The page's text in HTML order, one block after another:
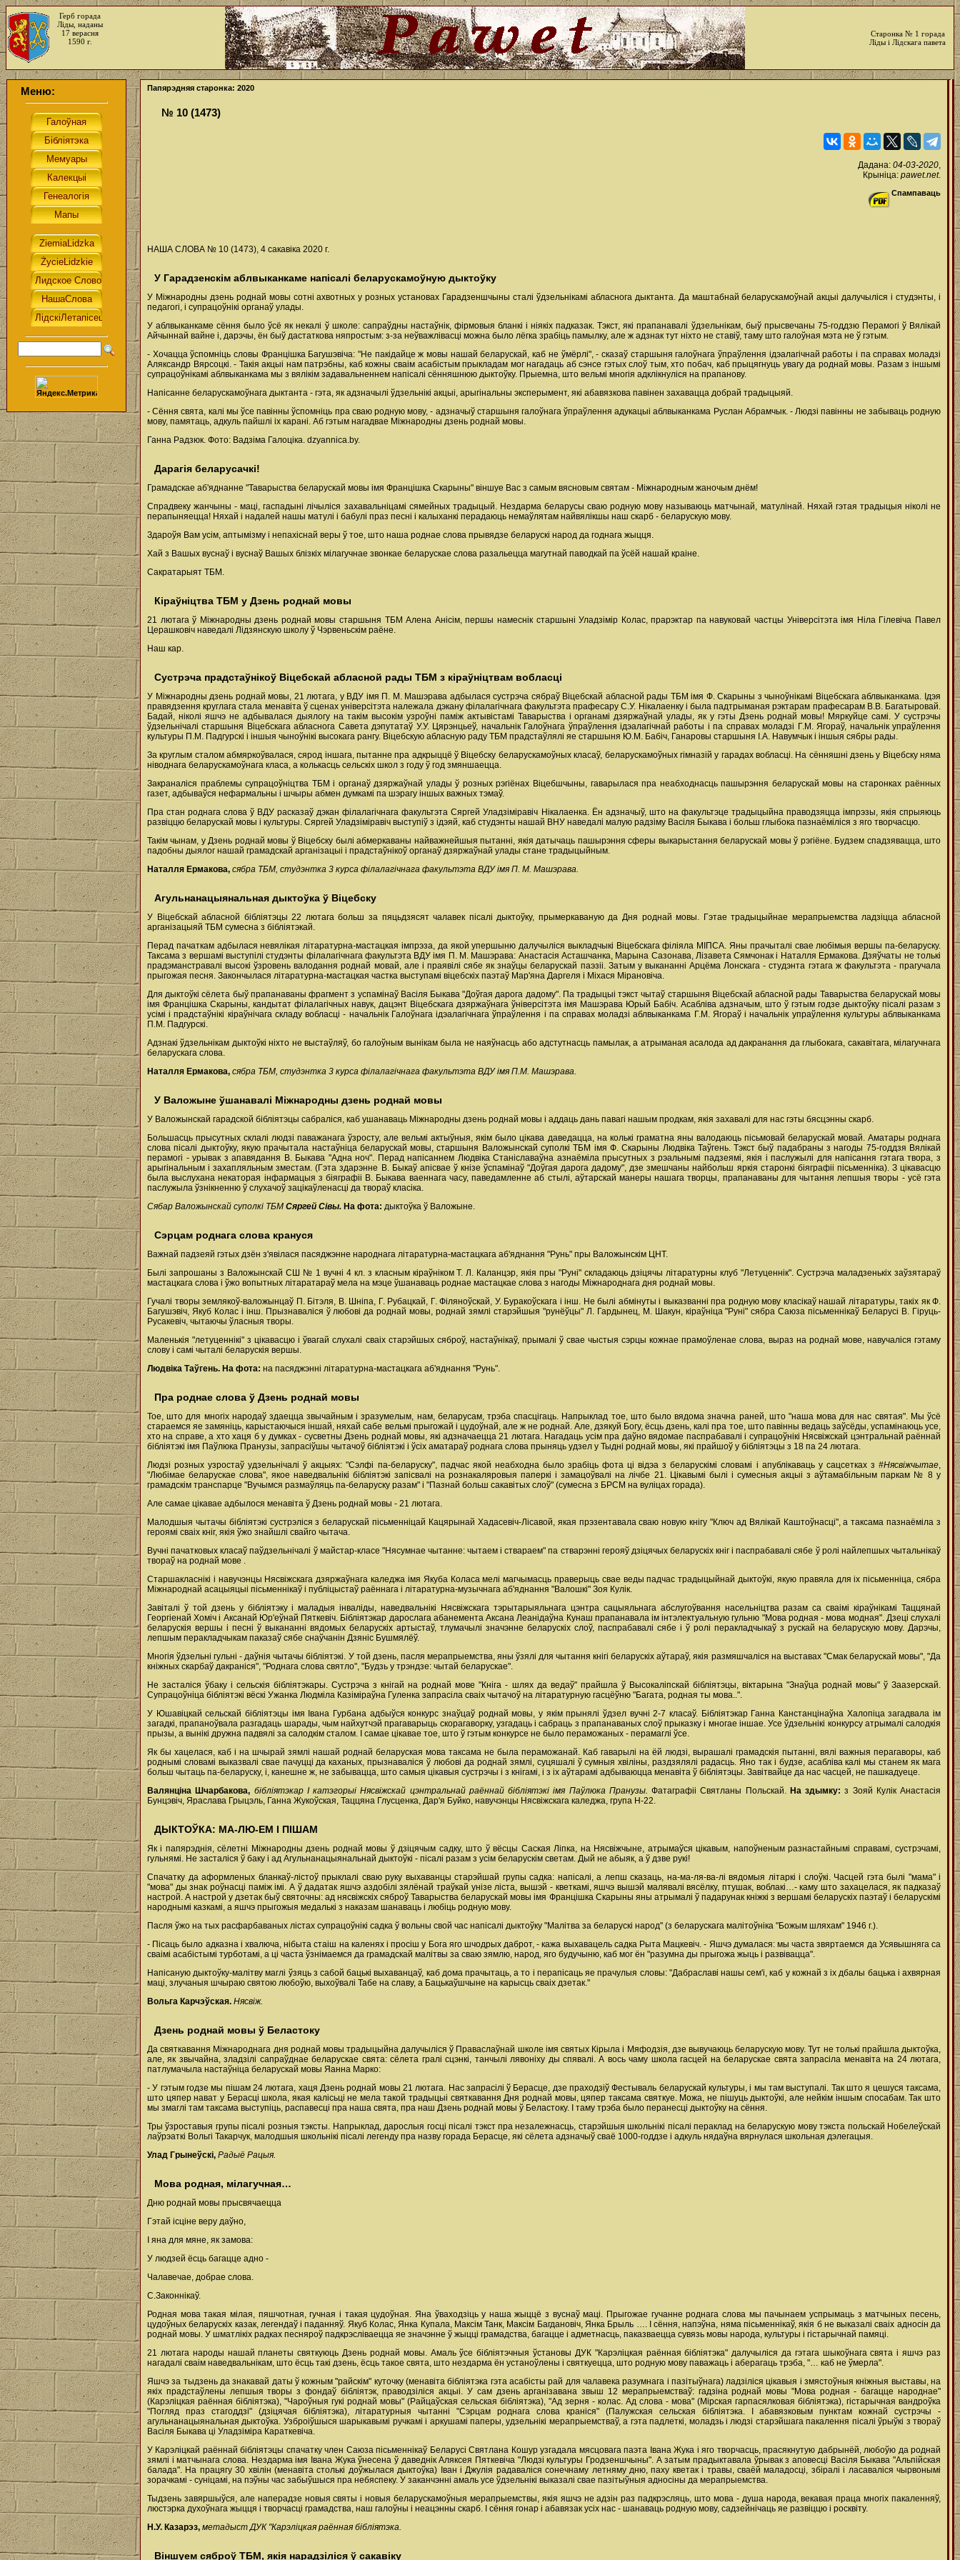
Герб горада
Ліды, наданы
17 верасня
1590 г.
Старонка № 1 горада
Ліды і Лідскага павета
Меню: Папярэдняя старонка: 2020
№ 10 (1473)
Дадана: 04-03-2020,
Крыніца: pawet.net.
Спампаваць
НАША СЛОВА № 10 (1473), 4 сакавіка 2020 г.
У Гарадзенскім аблвыканкаме напісалі беларускамоўную дыктоўку
У Міжнародны дзень роднай мовы сотні ахвотных у розных установах Гарадзеншчыны сталі ўдзельнікамі абласнога дыктанта. Да маштабнай беларускамоўнай акцыі далучыліся і студэнты, і
педагогі, і супрацоўнікі органаў улады.
У аблвыканкаме сёння было ўсё як некалі ў школе: сапраўдны настаўнік, фірмовыя бланкі і ніякіх падказак. Тэкст, які прапанавалі ўдзельнікам, быў прысвечаны 75-годдзю Перамогі ў Вялікай
Айчыннай вайне і, дарэчы, ён быў дастаткова няпростым: з-за неўважлівасці можна было лёгка зрабіць памылку, але ж адзнак тут ніхто не ставіў, таму што галоўная мэта не ў гэтым.
- Хочацца ўспомніць словы Францішка Багушэвіча: "Не пакідайце ж мовы нашай беларускай, каб не ўмёрлі", - сказаў старшыня галоўнага ўпраўлення ідэалагічнай работы і па справах моладзі
Аляксандр Вярсоцкі. - Такія акцыі нам патрэбны, каб кожны сваім асабістым прыкладам мог нагадаць аб сэнсе гэтых слоў тым, хто побач, каб прыцягнуць увагу да роднай мовы. Разам з іншымі
супрацоўнікамі аблвыканкама мы з вялікім задавальненнем напісалі сённяшнюю дыктоўку. Прыемна, што вельмі многія адклікнуліся на прапанову.
Напісанне беларускамоўнага дыктанта - гэта, як адзначылі ўдзельнікі акцыі, арыгінальны эксперымент, які абавязкова павінен захавацца добрай традыцыяй.
- Сёння свята, калі мы ўсе павінны ўспомніць пра сваю родную мову, - адзначыў старшыня галоўнага ўпраўлення адукацыі аблвыканкама Руслан Абрамчык. - Людзі павінны не забываць родную
мову, памятаць, адкуль пайшлі іх карані. Аб гэтым нагадвае Міжнародны дзень роднай мовы.
Ганна Радзюк. Фото: Вадзіма Галоціка. dzyannica.by.
Дарагія беларусачкі!
Грамадскае аб'яднанне "Таварыства беларускай мовы імя Францішка Скарыны" віншуе Вас з самым вясновым святам - Міжнародным жаночым днём!
Спрадвеку жанчыны - маці, гаспадыні лічыліся захавальніцамі сямейных традыцый. Нездарма беларусы сваю родную мову называюць матчынай, матулінай. Няхай гэтая традыцыя ніколі не
перапыняецца! Няхай і надалей нашы матулі і бабулі праз песні і калыханкі перадаюць немаўлятам найвялікшы наш скарб - беларускую мову.
Здароўя Вам усім, аптымізму і непахіснай веры ў тое, што наша роднае слова прывядзе беларускі народ да годнага жыцця.
Хай з Вашых вуснаў і вуснаў Вашых блізкіх мілагучнае звонкае беларускае слова разальецца магутнай паводкай па ўсёй нашай краіне.
Сакратарыят ТБМ.
Кіраўніцтва ТБМ у Дзень роднай мовы
21 лютага ў Міжнародны дзень роднай мовы старшыня ТБМ Алена Анісім, першы намеснік старшыні Уладзімір Колас, прарэктар па навуковай частцы Універсітэта імя Ніла Гілевіча Павел
Церашковіч наведалі Лідзянскую школу ў Чэрвеньскім раёне.
Наш кар.
Сустрэча прадстаўнікоў Віцебскай абласной рады ТБМ з кіраўніцтвам вобласці
У Міжнародны дзень роднай мовы, 21 лютага, у ВДУ імя П. М. Машэрава адбылася сустрэча сябраў Віцебскай абласной рады ТБМ імя Ф. Скарыны з чыноўнікамі Віцебскага аблвыканкама. Ідэя
правядзення круглага стала менавіта ў сценах універсітэта належала дэкану філалагічнага факультэта прафесару С.У. Нікалаенку і была падтрыманая рэктарам прафесарам В.В. Багатыровай.
Бадай, ніколі яшчэ не адбывалася дыялогу на такім высокім узроўні паміж актывістамі Таварыства і органамі дзяржаўнай улады, як у гэты Дзень роднай мовы! Мяркуйце самі. У сустрэчы
ўдзельнічалі старшыня Віцебскага абласнога Савета дэпутатаў У.У. Цярэнцьеў, начальнік Галоўнага ўпраўлення ідэалагічнай работы і па справах моладзі Г.М. Ягораў, начальнік упраўлення
культуры П.М. Падгурскі і іншыя чыноўнікі высокага рангу. Віцебскую абласную раду ТБМ прадстаўлялі яе старшыня Ю.М. Бабіч, Ганаровы старшыня І.А. Навумчык і іншыя сябры рады.
За круглым сталом абмяркоўвалася, сярод іншага, пытанне пра адкрыццё ў Віцебску беларускамоўных класаў, беларускамоўных гімназій у гарадах вобласці. На сённяшні дзень у Віцебску няма
ніводнага беларускамоўнага класа, а колькасць сельскіх школ з году ў год змяншаецца.
Закраналіся праблемы супрацоўніцтва ТБМ і органаў дзяржаўнай улады ў розных рэгіёнах Віцебшчыны, гаварылася пра неабходнасць пашырэння беларускай мовы на старонках раённых
газет, адбываўся нефармальны і шчыры абмен думкамі па шэрагу іншых важных тэмаў.
Пра стан роднага слова ў ВДУ расказаў дэкан філалагічнага факультэта Сяргей Уладзіміравіч Нікалаенка. Ён адзначыў, што на факультэце традыцыйна праводзяцца імпрэзы, якія спрыяюць
развіццю беларускай мовы і культуры. Сяргей Уладзіміравіч выступіў з ідэяй, каб студэнты нашай ВНУ наведалі малую радзіму Васіля Быкава і больш глыбока пазнаёміліся з яго творчасцю.
Такім чынам, у Дзень роднай мовы ў Віцебску былі абмеркаваны найважнейшыя пытанні, якія датычаць пашырэння сферы выкарыстання беларускай мовы ў рэгіёне. Будзем спадзявацца, што
падобны дыялог нашай грамадскай арганізацыі і прадстаўнікоў органаў дзяржаўнай улады стане традыцыйным.
Наталля Ермакова, сябра ТБМ, студэнтка 3 курса філалагічнага факультэта ВДУ імя П. М. Машэрава.
Агульнанацыянальная дыктоўка ў Віцебску
У Віцебскай абласной бібліятэцы 22 лютага больш за пяцьдзясят чалавек пісалі дыктоўку, прымеркаваную да Дня роднай мовы. Гэтае традыцыйнае мерапрыемства ладзіцца абласной
арганізацыяй ТБМ сумесна з бібліятэкай.
Перад пачаткам адбылася невялікая літаратурна-мастацкая імпрэза, да якой упершыню далучыліся выкладчыкі Віцебскага філіяла МІПСА. Яны прачыталі свае любімыя вершы па-беларуску.
Таксама з вершамі выступілі студэнты філалагічнага факультэта ВДУ імя П. М. Машэрава: Анастасія Асташчанка, Марына Сазонава, Лізавета Сямчонак і Наталля Ермакова. Дзяўчаты не толькі
прадэманстравалі высокі ўзровень валодання роднай мовай, але і праявілі сябе як знаўцы беларускай паэзіі. Затым у выкананні Арцёма Лонскага - студэнта гэтага ж факультэта - прагучала
прыгожая песня. Закончылася літаратурна-мастацкая частка выступамі віцебскіх паэтаў Мар'яна Даргеля і Міхася Мірановіча.
Для дыктоўкі сёлета быў прапанаваны фрагмент з успамінаў Васіля Быкава "Доўгая дарога дадому". Па традыцыі тэкст чытаў старшыня Віцебскай абласной рады Таварыства беларускай мовы
імя Францішка Скарыны, кандытат філалагічных навук, дацэнт Віцебскага дзяржаўнага ўніверсітэта імя Машэрава Юрый Бабіч. Асабліва адзначым, што ў гэтым годзе дыктоўку пісалі разам з
усімі і прадстаўнікі кіраўнічага складу вобласці - начальнік Галоўнага ідэалагічнага ўпраўлення і па справах моладзі аблвыканкама Г.М. Ягораў і начальнік упраўлення культуры аблвыканкама
П.М. Падгурскі.
Адзнакі ўдзельнікам дыктоўкі ніхто не выстаўляў, бо галоўным вынікам была не наяўнасць або адстутнасць памылак, а атрыманая асалода ад дакранання да глыбокага, сакавітага, мілагучнага
беларускага слова.
Наталля Ермакова, сябра ТБМ, студэнтка 3 курса філалагічнага факультэта ВДУ імя П.М. Машэрава.
У Валожыне ўшанавалі Міжнародны дзень роднай мовы
У Валожынскай гарадской бібліятэцы сабраліся, каб ушанаваць Міжнародны дзень роднай мовы і аддаць дань павагі нашым продкам, якія захавалі для нас гэты бясцэнны скарб.
Большасць прысутных склалі людзі паважанага ўзросту, але вельмі актыўныя, якім было цікава даведацца, на колькі граматна яны валодаюць пісьмовай беларускай мовай. Аматары роднага
слова пісалі дыктоўку, якую прачытала настаўніца беларускай мовы, старшыня Валожынскай суполкі ТБМ імя Ф. Скарыны Людвіка Таўгень. Тэкст быў падабраны з нагоды 75-годдзя Вялікай
перамогі - урывак з апавядання В. Быкава "Адна ноч". Перад напісаннем Людвіка Станіславаўна азнаёміла прысутных з рэальнымі падзеямі, якія і паслужылі для напісання гэтага твора, з
арыгінальным і захапляльным зместам. (Гэта здарэнне В. Быкаў апісвае ў кнізе ўспамінаў "Доўгая дарога дадому", дзе змешчаны найбольш яркія старонкі біяграфіі пісьменніка). З цікавасцю
была выслухана некаторая інфармацыя з біяграфіі В. Быкава ваеннага часу, паведамленне аб стылі, аўтарскай манеры нашага творцы, прапанаваны для чытання лепшыя творы - усё гэта
паслужыла ўзнікненню ў слухачоў зацікаўленасці да твораў класіка.
Сябар Валожынскай суполкі ТБМ Сяргей Сівы. На фота: дыктоўка ў Валожыне.
Сэрцам роднага слова крануся
Важнай падзеяй гэтых дзён з'явілася пасяджэнне народнага літаратурна-мастацкага аб'яднання "Рунь" пры Валожынскім ЦНТ.
Былі запрошаны з Валожынскай СШ № 1 вучні 4 кл. з класным кіраўніком Т. Л. Каланцэр, якія пры "Руні" складаюць дзіцячы літаратурны клуб "Летуценнік". Сустрэча маладзенькіх заўзятараў
мастацкага слова і ўжо вопытных літаратараў мела на мэце ўшанаваць роднае мастацкае слова з нагоды Міжнароднага дня роднай мовы.
Гучалі творы землякоў-валожынцаў П. Бітэля, В. Шніпа, Г. Рубацкай, Г. Філяноўскай, У. Буракоўскага і інш. Не былі абмінуты і выказванні пра родную мову класікаў нашай літаратуры, такіх як Ф.
Багушэвіч, Якуб Колас і інш. Прызнаваліся ў любові да роднай мовы, роднай зямлі старэйшыя "рунёўцы" Л. Гардынец, М. Шакун, кіраўніца "Руні" сябра Саюза пісьменнікаў Беларусі В. Гіруць-
Русакевіч, чытаючы ўласныя творы.
Маленькія "летуценнікі" з цікавасцю і ўвагай слухалі сваіх старэйшых сяброў, настаўнікаў, прымалі ў свае чыстыя сэрцы кожнае прамоўленае слова, выраз на роднай мове, навучаліся гэтаму
слову і самі чыталі беларускія вершы.
Людвіка Таўгень. На фота: на пасяджэнні літаратурна-мастацкага аб'яднання "Рунь".
Пра роднае слова ў Дзень роднай мовы
Тое, што для многіх народаў здаецца звычайным і зразумелым, нам, беларусам, трэба спасцігаць. Напрыклад тое, што было вядома значна раней, што "наша мова для нас святая". Мы ўсё
стараемся яе замяніць, карыстаючыся іншай, няхай сабе вельмі прыгожай і цудоўнай, але ж не роднай. Але, дзякуй Богу, ёсць дзень, калі пра тое, што павінны ведаць заўсёды, успамінаюць усе,
хто на справе, а хто хаця б у думках - сусветны Дзень роднай мовы, які адзначаецца 21 лютага. Нагадаць усім пра даўно вядомае паспрабавалі і супрацоўнікі Нясвіжскай цэнтральнай раённай
бібліятэкі імя Паўлюка Пранузы, запрасіўшы чытачоў бібліятэкі і ўсіх аматараў роднага слова прыняць удзел у Тыдні роднай мовы, які прайшоў у бібліятэцы з 18 па 24 лютага.
Людзі розных узростаў удзельнічалі ў акцыях: "Сэлфі па-беларуску", падчас якой неабходна было зрабіць фота ці відэа з беларускімі словамі і апублікаваць у сацсетках з #Нясвіжчытае,
"Любімае беларускае слова", якое наведвальнікі бібліятэкі запісвалі на рознакаляровыя паперкі і замацоўвалі на лічбе 21. Цікавымі былі і сумесныя акцыі з аўтамабільным паркам № 8 у
грамадскім транспарце "Вучымся размаўляць па-беларуску разам" і "Пазнай больш сакавітых слоў" (сумесна з БРСМ на вуліцах горада).
Але самае цікавае адбылося менавіта ў Дзень роднай мовы - 21 лютага.
Малодшыя чытачы бібліятэкі сустрэліся з беларускай пісьменніцай Кацярынай Хадасевіч-Лісавой, якая прэзентавала сваю новую кнігу "Ключ ад Вялікай Каштоўнасці", а таксама пазнаёміла з
героямі сваіх кніг, якія ўжо знайшлі свайго чытача.
Вучні пачатковых класаў паўдзельнічалі ў майстар-класе "Нясумнае чытанне: чытаем і ствараем" па стварэнні герояў дзіцячых беларускіх кніг і паспрабавалі сябе ў ролі найлепшых чытальнікаў
твораў на роднай мове .
Старшакласнікі і навучэнцы Нясвіжскага дзяржаўнага каледжа імя Якуба Коласа мелі магчымасць праверыць свае веды падчас традыцыйнай дыктоўкі, якую правяла для іх пісьменніца, сябра
Міжнароднай асацыяцыі пісьменнікаў і публіцыстаў раённага і літаратурна-музычнага аб'яднання "Валошкі" Зоя Кулік.
Завіталі ў той дзень у бібліятэку і маладыя інваліды, наведвальнікі Нясвіжскага тэрытарыяльнага цэнтра сацыяльнага абслугоўвання насельніцтва разам са сваімі кіраўнікамі Таццянай
Георгіенай Хоміч і Аксанай Юр'еўнай Пяткевіч. Бібліятэкар дарослага абанемента Аксана Леанідаўна Кунаш прапанавала ім інтэлектуальную гульню "Мова родная - мова модная". Дзеці слухалі
беларускія вершы і песні ў выкананні вядомых беларускіх артыстаў, тлумачылі значэнне беларускіх слоў, паспрабавалі сябе і ў ролі перакладчыкаў з рускай на беларускую мову. Дарэчы,
лепшым перакладчыкам паказаў сябе снаўчанін Дзяніс Бушмялёў.
Многія ўдзельні гульні - даўнія чытачы бібліятэкі. У той дзень, пасля мерапрыемства, яны ўзялі для чытання кнігі беларускіх аўтараў, якія размяшчаліся на выставах "Смак беларускай мовы", "Да
кніжных скарбаў дакраніся", "Роднага слова святло", "Будзь у трэндзе: чытай беларускае".
Не засталіся ўбаку і сельскія бібліятэкары. Сустрэча з кнігай на роднай мове "Кніга - шлях да ведаў" прайшла ў Высокаліпскай бібліятэцы, віктарына "Знаўца роднай мовы" ў Заазерскай.
Супрацоўніца бібліятэкі вёскі Ужанка Людміла Казіміраўна Гуленка запрасіла сваіх чытачоў на літаратурную гасцёўню "Багата, родная ты мова..".
У Юшавіцкай сельскай бібліятэцы імя Івана Гурбана адбыўся конкурс знаўцаў роднай мовы, у якім прынялі ўдзел вучні 2-7 класаў. Бібліятэкар Ганна Канстанцінаўна Халопіца загадвала ім
загадкі, прапаноўвала разгадаць шарады, чым найхутчэй прагаварыць скорагаворку, узгадаць і сабраць з прапанаваных слоў прыказку і многае іншае. Усе ўдзельнікі конкурсу атрымалі салодкія
прызы, а вынікі дружна падвялі за салодкім сталом. І самае цікавае тое, што ў гэтым конкурсе не было пераможаных - перамаглі ўсе.
Як бы хацелася, каб і на шчырай зямлі нашай роднай беларуская мова таксама не была пераможанай. Каб гаварылі на ёй людзі, вырашалі грамадскія пытанні, вялі важныя перагаворы, каб
роднымі словамі выказвалі свае пачуцці да каханых, прызнаваліся ў любові да роднай зямлі, суцяшалі ў сумныя хвіліны, раздзялялі радасць. Яно так і будзе, асабліва калі мы станем як мага
больш чытаць па-беларуску, і, канешне ж, не забывацца, што самыя цікавыя сустрэчы і з кнігамі, і з іх аўтарамі адбываюцца менавіта ў бібліятэцы. Завітвайце да нас часцей, не пашкадуеце.
Валянціна Шчарбакова, бібліятэкар І катэгорыі Нясвіжскай цэнтральнай раённай бібліятэкі імя Паўлюка Пранузы. Фатаграфіі Святланы Польскай. На здымку:з Зояй Кулік Анастасія
Бунцэвіч, Яраслава Грыцэль, Ганна Жукоўская, Таццяна Глусценка, Дар'я Буйко, навучэнцы Нясвіжскага каледжа, група Н-22.
ДЫКТОЎКА: МА-ЛЮ-ЕМ І ПІШАМ
Як і папярэднія, сёлетні Міжнародны дзень роднай мовы ў дзіцячым садку, што ў вёсцы Саская Ліпка, на Нясвіжчыне, атрымаўся цікавым, напоўненым разнастайнымі справамі, сустрэчамі,
гульнямі. Не засталіся ў баку і ад Агульнанацыянальнай дыктоўкі - пісалі разам з усім беларускім светам. Дый не абыяк, а ў дзве рукі!
Спачатку да аформленых бланкаў-лістоў прыклалі сваю руку выхаванцы старэйшай групы садка: напісалі, а лепш сказаць, на-ма-ля-ва-лі вядомыя літаркі і слоўкі. Часцей гэта былі "мама" і
"мова" ды знак роўнасці паміж імі. А ў дадатак яшчэ аздобілі зялёнай траўкай унізе ліста, вышэй - кветкамі, яшчэ вышэй малявалі вясёлку, птушак, воблакі…- каму што захацелася, як падказаў
настрой. А настрой у дзетак быў святочны: ад нясвіжскіх сяброў Таварыства беларускай мовы імя Францішка Скарыны яны атрымалі ў падарунак кніжкі з вершамі беларускіх паэтаў і беларускімі
народнымі казкамі, а яшчэ прыгожыя медалькі з наказам шанаваць і любіць родную мову.
Пасля ўжо на тых расфарбаваных лістах супрацоўнікі садка ў вольны свой час напісалі дыктоўку "Малітва за беларускі народ" (з беларускага малітоўніка "Божым шляхам" 1946 г.).
- Пісаць было адказна і хвалюча, нібыта стаіш на каленях і просіш у Бога яго шчодрых даброт, - кажа выхавацель садка Рыта Мацкевіч. - Яшчэ думалася: мы часта звяртаемся да Усявышняга са
сваімі асабістымі турботамі, а ці часта ўзнімаемся да грамадскай малітвы за сваю зямлю, народ, яго будучыню, каб мог ён "разумна ды прыгожа жыць і развівацца".
Напісаную дыктоўку-малітву маглі ўзяць з сабой бацькі выхаванцаў, каб дома прачытаць, а то і перапісаць яе прачулыя словы: "Дабраславі нашы сем'і, каб у кожнай з іх дбалы бацька і ахвярная
маці, злучаныя шчыраю святою любоўю, выхоўвалі Табе на славу, а Бацькаўшчыне на карысць сваіх дзетак."
Вольга Карчэўская. Нясвіж.
Дзень роднай мовы ў Беластоку
Да святкавання Міжнароднага дня роднай мовы традыцыйна далучыліся ў Праваслаўнай школе імя святых Кірыла і Мяфодзія, дзе вывучаюць беларускую мову. Тут не толькі прайшла дыктоўка,
але, як звычайна, зладзілі сапраўднае беларускае свята: сёлета гралі сцэнкі, танчылі лявоніху ды спявалі. А вось чаму школа гасцей на беларускае свята запрасіла менавіта на 24 лютага,
патлумачыла настаўніца беларускай мовы Яанна Марко:
- У гэтым годзе мы пішам 24 лютага, хаця Дзень роднай мовы 21 лютага. Нас запрасілі ў Берасце, дзе праходзіў Фестываль беларускай культуры, і мы там выступалі. Так што я цешуся таксама,
што цяпер нават у Берасці школа, якая калісьці не мела такой традыцыі святкавання Дня роднай мовы, цяпер таксама святкуе. Можа, не пішуць дыктоўкі, але нейкім іншым спосабам. Так што
мы змаглі там таксама выступіць, распавесці пра наша свята, пра наш Дзень роднай мовы ў Беластоку. І таму трэба было перанесці дыктоўку на сёння.
Тры ўзроставыя групы пісалі розныя тэксты. Напрыклад, дарослыя госці пісалі тэкст пра незалежнасць, старэйшыя школьнікі пісалі пераклад на беларускую мову тэкста польскай Нобелеўскай
лаўрэаткі Вольгі Такарчук, малодшыя школьнікі пісалі легенду пра назву горада Берасце, які сёлета адзначыў сваё 1000-годдзе і адкуль нядаўна вярнулася школьная дэлегацыя.
Улад Грынеўскі, Радыё Рацыя.
Мова родная, мілагучная…
Дню роднай мовы прысвячаецца
Гэтай ісціне веру даўно,
І яна для мяне, як замова:
У людзей ёсць багацце адно -
Чалавечае, добрае слова.
С.Законнікаў.
Родная мова такая мілая, пяшчотная, гучная і такая цудоўная. Яна ўваходзіць у наша жыццё з вуснаў маці. Прыгожае гучанне роднага слова мы пачынаем успрымаць з матчыных песень,
цудоўных беларускіх казак, легендаў і паданняў. Якуб Колас, Янка Купала, Максім Танк, Максім Багдановіч, Янка Брыль …. І сёння, напэўна, няма пісьменнікаў, якія б не выказалі сваіх адносін да
роднай мовы. У шматлікіх радках песняроў падкрэсліваецца яе значэнне ў жыцці грамадства, багацце і адметнасць, паказваецца сувязь мовы народа, культуры і гістарычнай памяці.
21 лютага народы нашай планеты святкуюць Дзень роднай мовы. Амаль ўсе бібліятэчныя ўстановы ДУК "Карэліцкая раённая бібліятэка" далучыліся да гэтага шыкоўнага свята і яшчэ раз
нагадалі сваім наведвальнікам, што ёсць такі дзень, ёсць такое свята, што нездарма ён устаноўлены і святкуецца, што родную мову паважаць і аберагаць трэба, "… каб не ўмерла".
Яшчэ за тыдзень да знакавай даты ў кожным "райскім" куточку (менавіта бібліятэка гэта асабісты рай для чалавека разумнага і пазітыўнага) ладзіліся цікавыя і змястоўныя кніжныя выставы, на
якіх прадстаўлены лепшыя творы з фондаў бібліятэк, праводзіліся акцыі. У сам дзень арганізавана звыш 12 мерапрыемстваў: гадзіна роднай мовы "Мова родная - багацце народнае"
(Карэліцкая раённая бібліятэка), "Чароўныя гукі роднай мовы" (Райцаўская сельская бібліятэка), "Ад зерня - колас. Ад слова - мова" (Мірская гарпасялковая бібліятэка), гістарычная вандроўка
"Погляд праз стагоддзі" (дзіцячая бібліятэка), літаратурныя чытанні "Сэрцам роднага слова краніся" (Палужская сельская бібліятэка. І абавязковым пунктам кожнай сустрэчы -
агульнанацыянальная дыктоўка. Узброіўшыся шарыкавымі ручкамі і аркушамі паперы, удзельнікі мерапрыемстваў, а гэта падлеткі, моладзь і людзі старэйшага пакалення пісалі ўрыўкі з твораў
Васіля Быкава ці Уладзіміра Караткевіча.
У Карэліцкай раённай бібліятэцы спачатку член Саюза пісьменнікаў Беларусі Святлана Кошур узгадала мясцовага паэта Івана Жука і яго творчасць, прасякнутую дабрынёй, любоўю да роднай
зямлі і матчынага слова. Нездарма імя Івана Жука ўнесена ў даведнік Аляксея Пяткевіча "Людзі культуры Гродзеншчыны". А затым прадыктавала ўрывак з аповесці Васіля Быкава "Альпійская
балада". На працягу 30 хвілін (менавіта столькі доўжылася дыктоўка) Іван і Джулія радаваліся сонечнаму летняму дню, паху кветак і травы, сваёй маладосці, збіралі і ласаваліся чырвонымі
зорачкамі - суніцамі, на пэўны час забыўшыся пра небяспеку. У заканчэнні амаль усе ўдзельнікі выказалі свае пазітыўныя адносіны да мерапрыемства.
Тыдзень завяршыўся, але наперадзе новыя святы і новыя беларускамоўныя мерапрыемствы, якія яшчэ не адзін раз падкрэсляць, што мова - душа народа, векавая праца многіх пакаленняў,
люстэрка духоўнага жыцця і творчасці грамадства, наш галоўны і неацэнны скарб. I сёння гонар і абавязак усіх нас - шанаваць родную мову, садзейнічаць яе развіццю і росквіту.
Н.У. Казарэз, метадыст ДУК "Карэліцкая раённая бібліятэка.
Віншуем сяброў ТБМ, якія нарадзіліся ў сакавіку